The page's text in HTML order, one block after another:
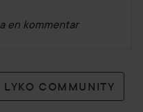
en kommentar
COMMUNITY